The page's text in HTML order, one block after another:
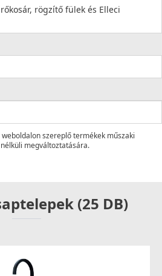
rögzítő fülek és Elleci
szereplő termékek műszaki
megváltoztatására.
(25 DB)